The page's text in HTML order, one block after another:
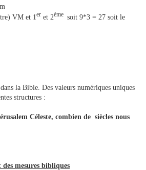
VM et 1er et 2ème soit 9*3 = 27 soit le
la Bible. Des valeurs numériques uniques
structures :
Céleste, combien de siècles nous
mesures bibliques